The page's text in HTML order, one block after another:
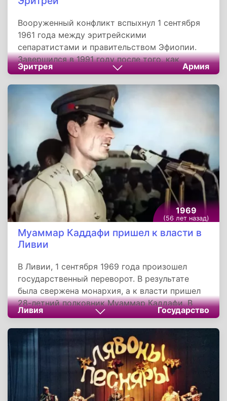
Вооруженный конфликт вспыхнул 1 сентября
1961 года между эритрейскими
сепаратистами и правительством Эфиопии.
Завершился в 1991 году после того, как
Революционно-демократический фронт
эфиопских народов и другие вооруженные
группировки свергли правительство
президента Эфиопии Менгисту Хайле
Мариама, который бежал из страны.
Референдум прошел 25 апреля 1993 года, а
через два дня было объявлено о
независимости государства.
Эритрея Армия
1969
(56 лет назад)
Муаммар Каддафи пришел к власти в
Ливии
В Ливии, 1 сентября 1969 года произошел
государственный переворот. В результате
была свержена монархия, а к власти пришел
28-летний полковник Муаммар Каддафи. В
1977 году состоялось преобразование
Ливийской республики в Социалистическую
Народную Ливийскую Арабскую Джамахирию.
Ливия Государство